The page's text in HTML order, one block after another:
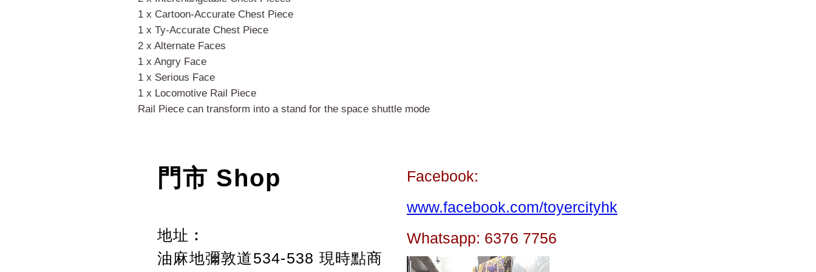
1 x Cartoon-Accurate Chest Piece
1 x Ty-Accurate Chest Piece
2 x Alternate Faces
1 x Angry Face
1 x Serious Face
1 x Locomotive Rail Piece
Rail Piece can transform into a stand for the space shuttle mode
門市 Shop
地址︰
油麻地彌敦道534-538 現時點商
Facebook:
www.facebook.com/toyercityhk
Whatsapp: 6376 7756